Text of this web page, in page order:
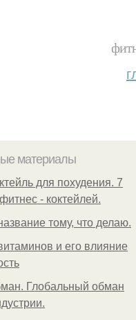
материалы
для похудения. 7
- коктейлей.
тому, что делаю.
и его влияние
Глобальный обман